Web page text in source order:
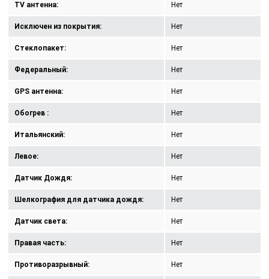
TV антенна: Нет
Исключен из покрытия: Нет
Стеклопакет: Нет
Федеральный: Нет
GPS антенна: Нет
Обогрев : Нет
Итальянский: Нет
Левое: Нет
Датчик Дождя: Нет
Шелкография для датчика дождя: Нет
Датчик света: Нет
Правая часть: Нет
Противоразрывный: Нет